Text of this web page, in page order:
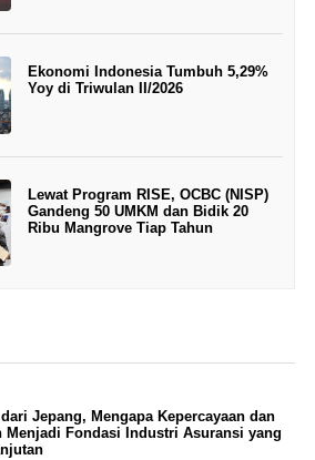
Ekonomi Indonesia Tumbuh 5,29%
Yoy di Triwulan II/2026
Lewat Program RISE, OCBC (NISP)
Gandeng 50 UMKM dan Bidik 20
Ribu Mangrove Tiap Tahun
Jepang, Mengapa Kepercayaan dan
Menjadi Fondasi Industri Asuransi yang